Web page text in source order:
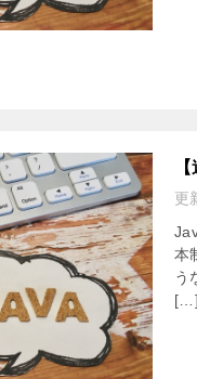
更
本
う
[…]